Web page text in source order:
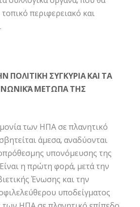
περιφερειακό και
ΠΟΛΙΤΙΚΗ ΣΥΓΚΥΡΙΑ ΚΑΙ ΤΑ
ΜΕΤΩΠΑ ΤΗΣ
των ΗΠΑ σε πλανητικό
άμεσα, αναδύονται
υπονόμευσης της
η πρώτη φορά, μετά την
Ένωσης και την
υποδείγματος